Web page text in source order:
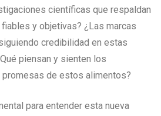
científicas que respaldan
y objetivas? ¿Las marcas
credibilidad en estas
piensan y sienten los
de estos alimentos?
para entender esta nueva